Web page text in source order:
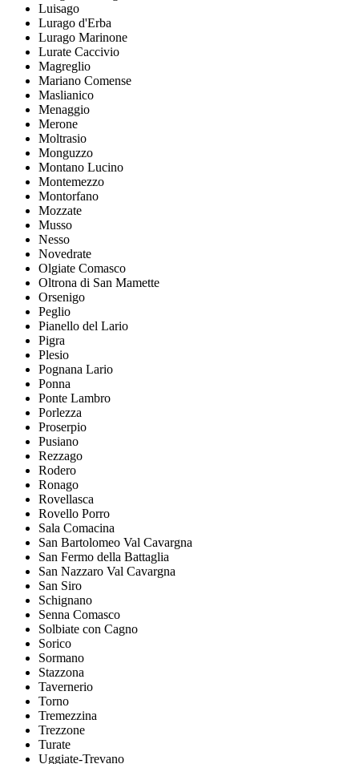
Luisago
Lurago d'Erba
Lurago Marinone
Lurate Caccivio
Magreglio
Mariano Comense
Maslianico
Menaggio
Merone
Moltrasio
Monguzzo
Montano Lucino
Montemezzo
Montorfano
Mozzate
Musso
Nesso
Novedrate
Olgiate Comasco
Oltrona di San Mamette
Orsenigo
Peglio
Pianello del Lario
Pigra
Plesio
Pognana Lario
Ponna
Ponte Lambro
Porlezza
Proserpio
Pusiano
Rezzago
Rodero
Ronago
Rovellasca
Rovello Porro
Sala Comacina
San Bartolomeo Val Cavargna
San Fermo della Battaglia
San Nazzaro Val Cavargna
San Siro
Schignano
Senna Comasco
Solbiate con Cagno
Sorico
Sormano
Stazzona
Tavernerio
Torno
Tremezzina
Trezzone
Turate
Uggiate-Trevano